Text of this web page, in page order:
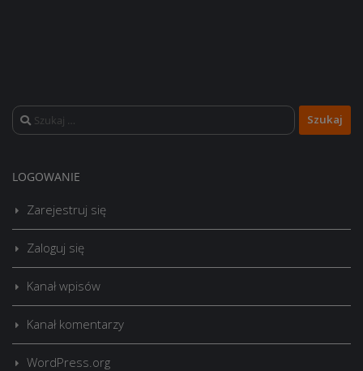
Szukaj:
LOGOWANIE
Zarejestruj się
Zaloguj się
Kanał wpisów
Kanał komentarzy
WordPress.org